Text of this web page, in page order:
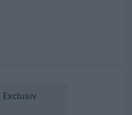
Exclusiv